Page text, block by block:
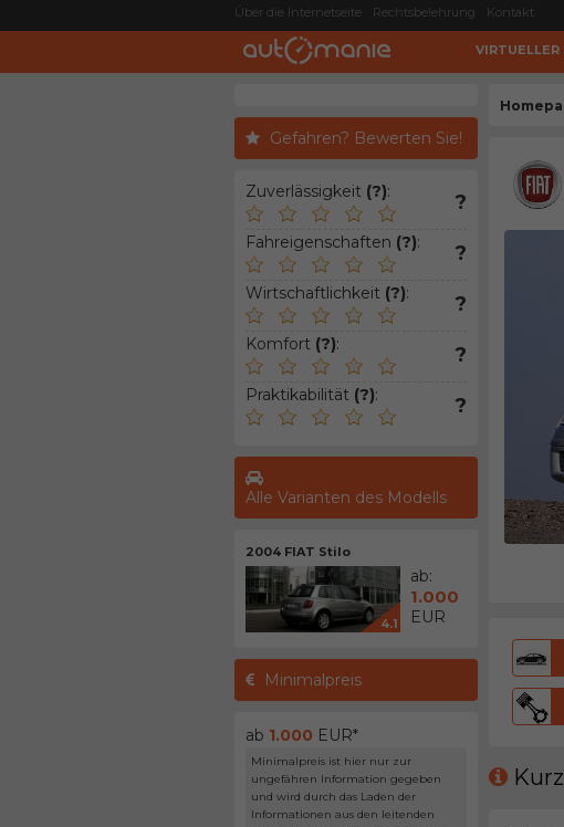
Über die Internetseite Rechtsbelehrung Kontakt
VIRTUELLER
Gefahren? Bewerten Sie!
Zuverlässigkeit (?): ?
Fahreigenschaften (?): ?
Wirtschaftlichkeit (?): ?
Komfort (?): ?
Praktikabilität (?): ?
Alle Varianten des Modells
2004 FIAT Stilo
4.1
ab:
1.000
EUR
Minimalpreis
ab 1.000 EUR*
Minimalpreis ist hier nur zur
ungefähren Information gegeben
und wird durch das Laden der
Informationen aus den leitenden